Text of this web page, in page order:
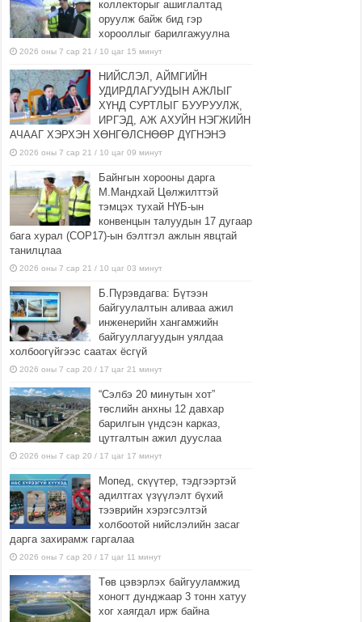
коллекторыг ашиглалтад
оруулж байж бид гэр
хорооллыг барилгажуулна
2026 оны 7 сар 21 / 10 цаг 15 минут
НИЙСЛЭЛ, АЙМГИЙН
УДИРДЛАГУУДЫН АЖЛЫГ
ХҮНД СУРТЛЫГ БУУРУУЛЖ,
ИРГЭД, АЖ АХУЙН НЭГЖИЙН
АЧААГ ХЭРХЭН ХӨНГӨЛСНӨӨР ДҮГНЭНЭ
2026 оны 7 сар 21 / 10 цаг 09 минут
Байнгын хорооны дарга
М.Мандхай Цөлжилттэй
тэмцэх тухай НҮБ-ын
конвенцын талуудын 17 дугаар
бага хурал (СОР17)-ын бэлтгэл ажлын явцтай
танилцлаа
2026 оны 7 сар 21 / 10 цаг 03 минут
Б.Пүрэвдагва: Бүтээн
байгуулалтын аливаа ажил
инженерийн хангамжийн
байгууллагуудын уялдаа
холбоогүйгээс саатах ёсгүй
2026 оны 7 сар 20 / 17 цаг 21 минут
“Сэлбэ 20 минутын хот”
төслийн анхны 12 давхар
барилгын үндсэн карказ,
цутгалтын ажил дууслаа
2026 оны 7 сар 20 / 17 цаг 17 минут
Мопед, скүүтер, тэдгээртэй
адилтгах үзүүлэлт бүхий
тээврийн хэрэгсэлтэй
холбоотой нийслэлийн засаг
дарга захирамж гаргалаа
2026 оны 7 сар 20 / 17 цаг 11 минут
Төв цэвэрлэх байгууламжид
хоногт дунджаар 3 тонн хатуу
хог хаягдал ирж байна